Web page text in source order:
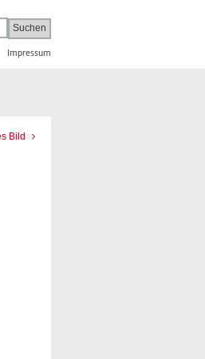
Impressum
Bild